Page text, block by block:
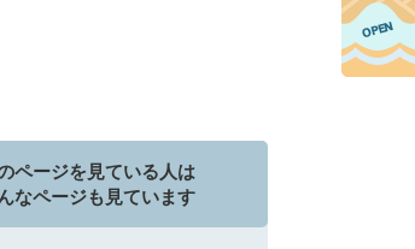
ページを見ている人は
なページも見ています